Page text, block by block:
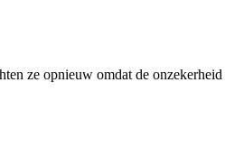
ze opnieuw omdat de onzekerheid